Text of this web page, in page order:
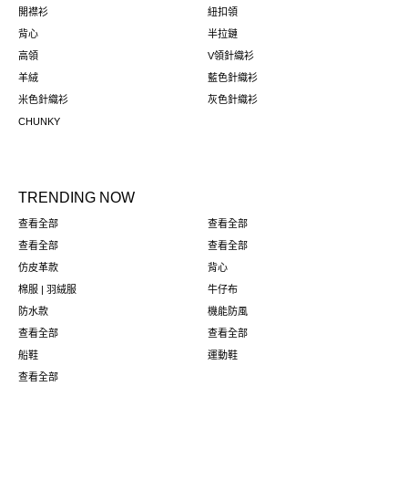
開襟衫
紐扣領
背心
半拉鏈
高領
V領針織衫
羊絨
藍色針織衫
米色針織衫
灰色針織衫
CHUNKY
TRENDING NOW
查看全部
查看全部
查看全部
查看全部
仿皮革款
背心
棉服 | 羽絨服
牛仔布
防水款
機能防風
查看全部
查看全部
船鞋
運動鞋
查看全部